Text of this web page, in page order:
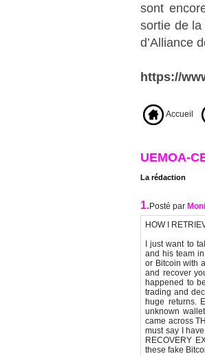
sont
sortie de la
d’Alliance
https://
Accueil
UEMOA-
La rédaction
1.Posté par
HOW I
I just want to
and his team
or Bitcoin with
and recover
happened to
trading and
huge returns.
unknown
came across
must say I
RECOVERY
these fake